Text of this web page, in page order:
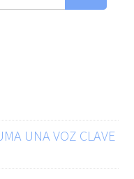
UNA VOZ CLAVE